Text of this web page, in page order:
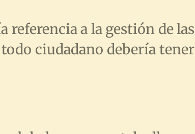
referencia a la gestión de las
ciudadano debería tener